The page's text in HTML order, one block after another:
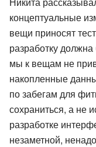
концептуальные
вещи приносят
разработку
мы к вещам не
накопленные
по забегам для
сохраниться, а не
разработке
незаметной,